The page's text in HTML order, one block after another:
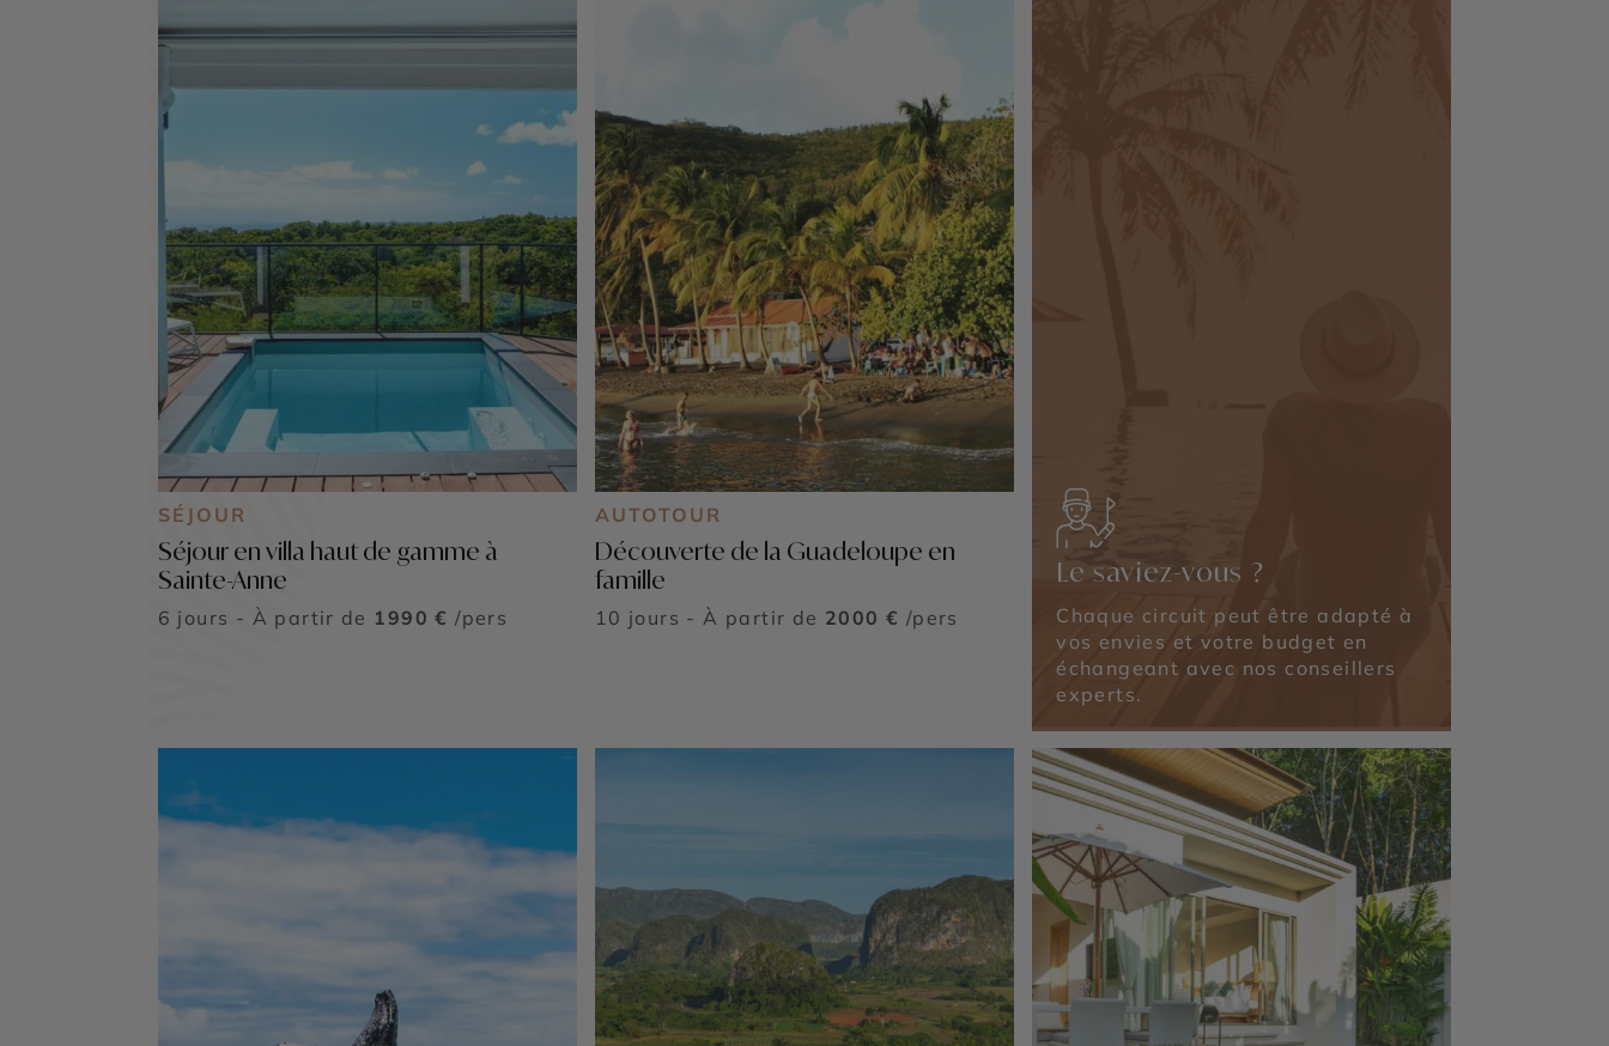
SÉJOUR
Séjour en villa haut de gamme à
Sainte-Anne
6 jours - À partir de 1990 € /pers
AUTOTOUR
Découverte de la Guadeloupe en
famille
10 jours - À partir de 2000 € /pers
Le saviez-vous ?
Chaque circuit peut être adapté à
vos envies et votre budget en
échangeant avec nos conseillers
experts.